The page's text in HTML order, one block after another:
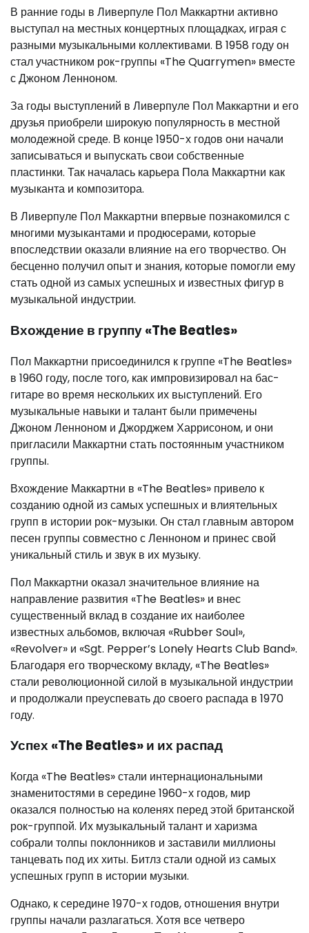
В ранние годы в Ливерпуле Пол Маккартни активно
выступал на местных концертных площадках, играя с
разными музыкальными коллективами. В 1958 году он
стал участником рок-группы «The Quarrymen» вместе
с Джоном Ленноном.
За годы выступлений в Ливерпуле Пол Маккартни и его
друзья приобрели широкую популярность в местной
молодежной среде. В конце 1950-х годов они начали
записываться и выпускать свои собственные
пластинки. Так началась карьера Пола Маккартни как
музыканта и композитора.
В Ливерпуле Пол Маккартни впервые познакомился с
многими музыкантами и продюсерами, которые
впоследствии оказали влияние на его творчество. Он
бесценно получил опыт и знания, которые помогли ему
стать одной из самых успешных и известных фигур в
музыкальной индустрии.
Вхождение в группу «The Beatles»
Пол Маккартни присоединился к группе «The Beatles»
в 1960 году, после того, как импровизировал на бас-
гитаре во время нескольких их выступлений. Его
музыкальные навыки и талант были примечены
Джоном Ленноном и Джорджем Харрисоном, и они
пригласили Маккартни стать постоянным участником
группы.
Вхождение Маккартни в «The Beatles» привело к
созданию одной из самых успешных и влиятельных
групп в истории рок-музыки. Он стал главным автором
песен группы совместно с Ленноном и принес свой
уникальный стиль и звук в их музыку.
Пол Маккартни оказал значительное влияние на
направление развития «The Beatles» и внес
существенный вклад в создание их наиболее
известных альбомов, включая «Rubber Soul»,
«Revolver» и «Sgt. Pepper’s Lonely Hearts Club Band».
Благодаря его творческому вкладу, «The Beatles»
стали революционной силой в музыкальной индустрии
и продолжали преуспевать до своего распада в 1970
году.
Успех «The Beatles» и их распад
Когда «The Beatles» стали интернациональными
знаменитостями в середине 1960-х годов, мир
оказался полностью на коленях перед этой британской
рок-группой. Их музыкальный талант и харизма
собрали толпы поклонников и заставили миллионы
танцевать под их хиты. Битлз стали одной из самых
успешных групп в истории музыки.
Однако, к середине 1970-х годов, отношения внутри
группы начали разлагаться. Хотя все четверо